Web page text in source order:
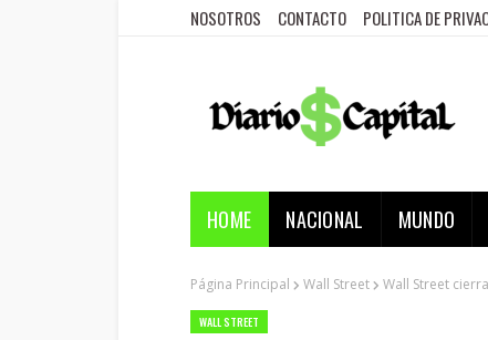
NOSOTROS CONTACTO POLITICA DE
HOME NACIONAL MUNDO
Página Principal Wall Street Wall Street
WALL STREET